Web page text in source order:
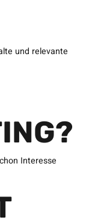
und relevante
Interesse